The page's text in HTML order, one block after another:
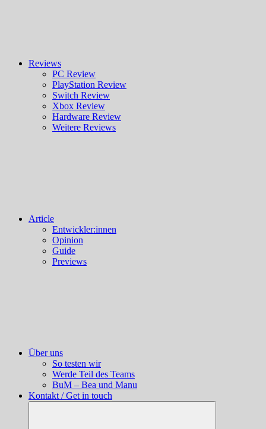
Reviews
PC Review
PlayStation Review
Switch Review
Xbox Review
Hardware Review
Weitere Reviews
Article
Entwickler:innen
Opinion
Guide
Previews
Über uns
So testen wir
Werde Teil des Teams
BuM – Bea und Manu
Kontakt / Get in touch